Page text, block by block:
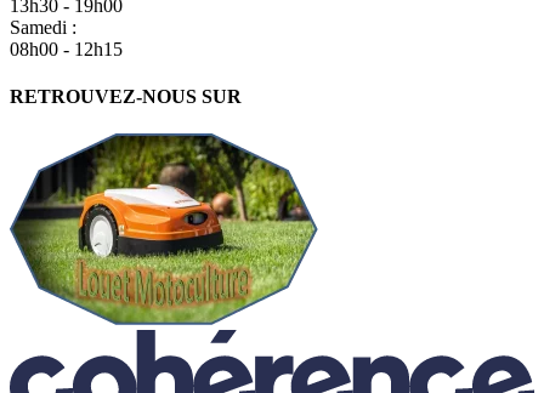
13h30 - 19h00
Samedi :
08h00 - 12h15
RETROUVEZ-NOUS SUR